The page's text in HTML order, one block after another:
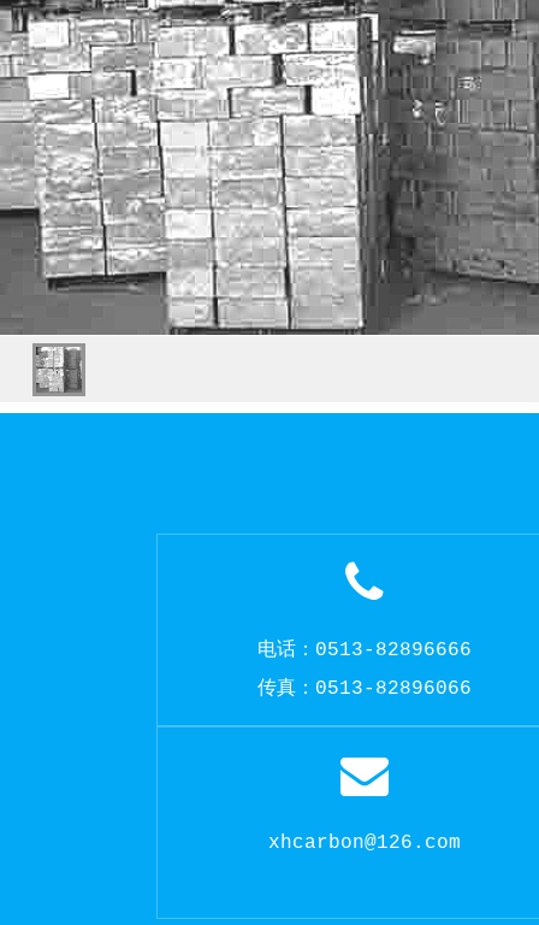
电话：0513-82896666
传真：0513-82896066
xhcarbon@126.com